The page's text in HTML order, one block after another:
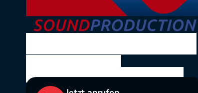
Bräuhausgasse 10, 1050 Wien